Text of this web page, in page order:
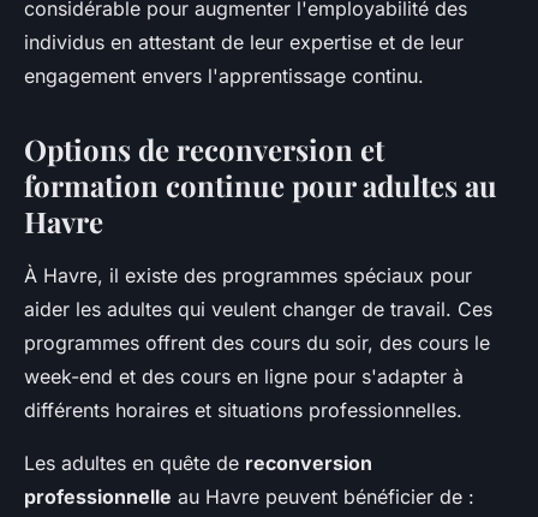
considérable pour augmenter l'employabilité des
individus en attestant de leur expertise et de leur
engagement envers l'apprentissage continu.
Options de reconversion et
formation continue pour adultes au
Havre
À Havre, il existe des programmes spéciaux pour
aider les adultes qui veulent changer de travail. Ces
programmes offrent des cours du soir, des cours le
week-end et des cours en ligne pour s'adapter à
différents horaires et situations professionnelles.
Les adultes en quête de reconversion
professionnelle au Havre peuvent bénéficier de :